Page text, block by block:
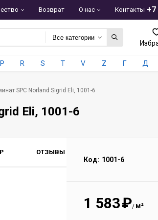
+7
Возврат О нас Контакты
Все категории
P R S T V Z Г Д
SPC Norland Sigrid Eli, 1001-6
Eli, 1001-6
ОТЗЫВЫ
Код: 1001-6
1 583₽/ м²